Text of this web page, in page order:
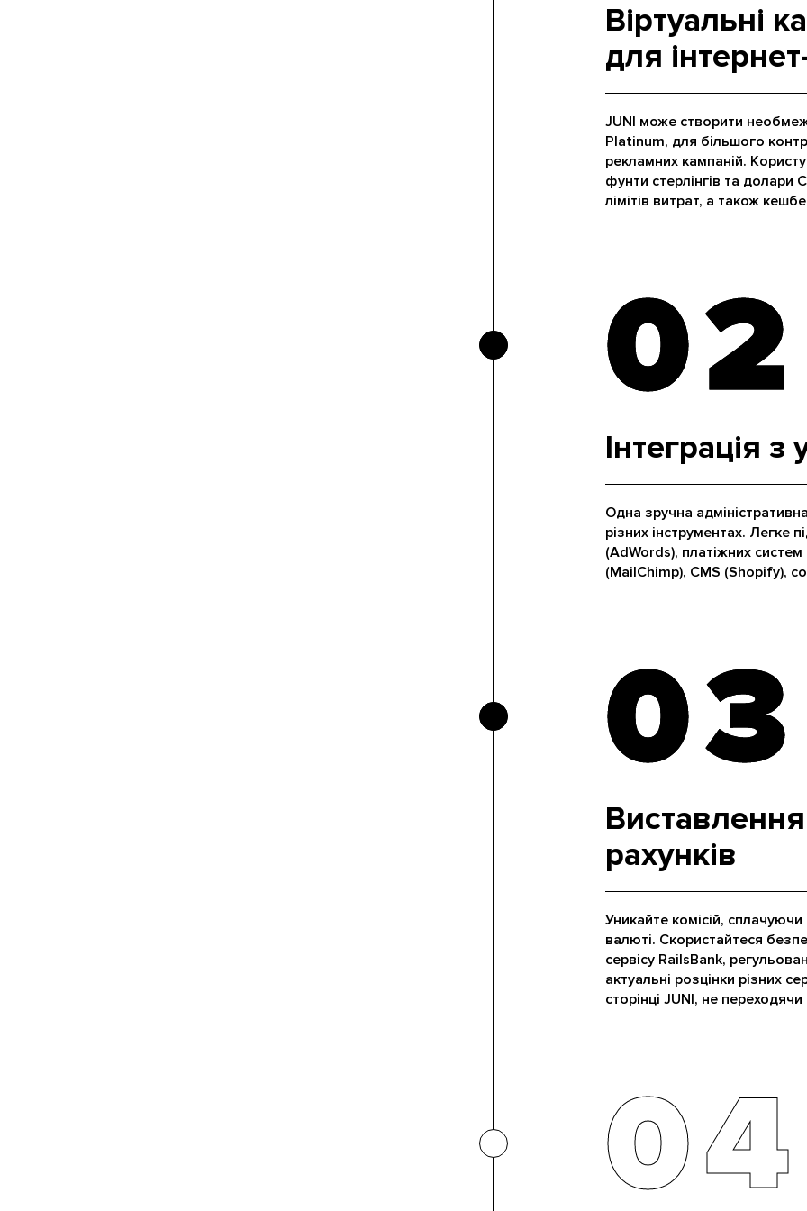
Віртуальні
для
JUNI може створити
Platinum, для більшого
рекламних кампаній.
фунти стерлінгів та
лімітів витрат, а також
02
02
Інтеграція з
Одна зручна
різних інструментах. Легке
(AdWords), платіжних
(MailChimp), CMS (Shopify),
03
03
рахунків
Уникайте комісій,
валюті. Скористайтеся
сервісу RailsBank,
актуальні розцінки різних
сторінці JUNI, не
04
04